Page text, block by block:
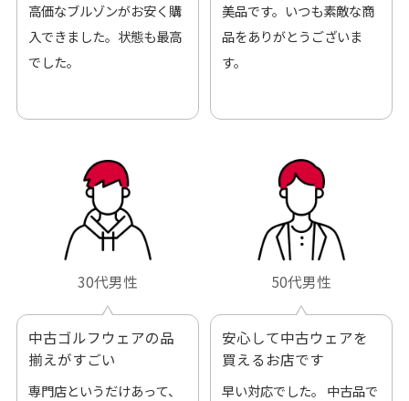
高価なブルゾンがお安く購
入できました。状態も最高
でした。
美品です。いつも素敵な商
品をありがとうございま
す。
30代男性
中古ゴルフウェアの品
揃えがすごい
専門店というだけあって、
50代男性
安心して中古ウェアを
買えるお店です
早い対応でした。 中古品で